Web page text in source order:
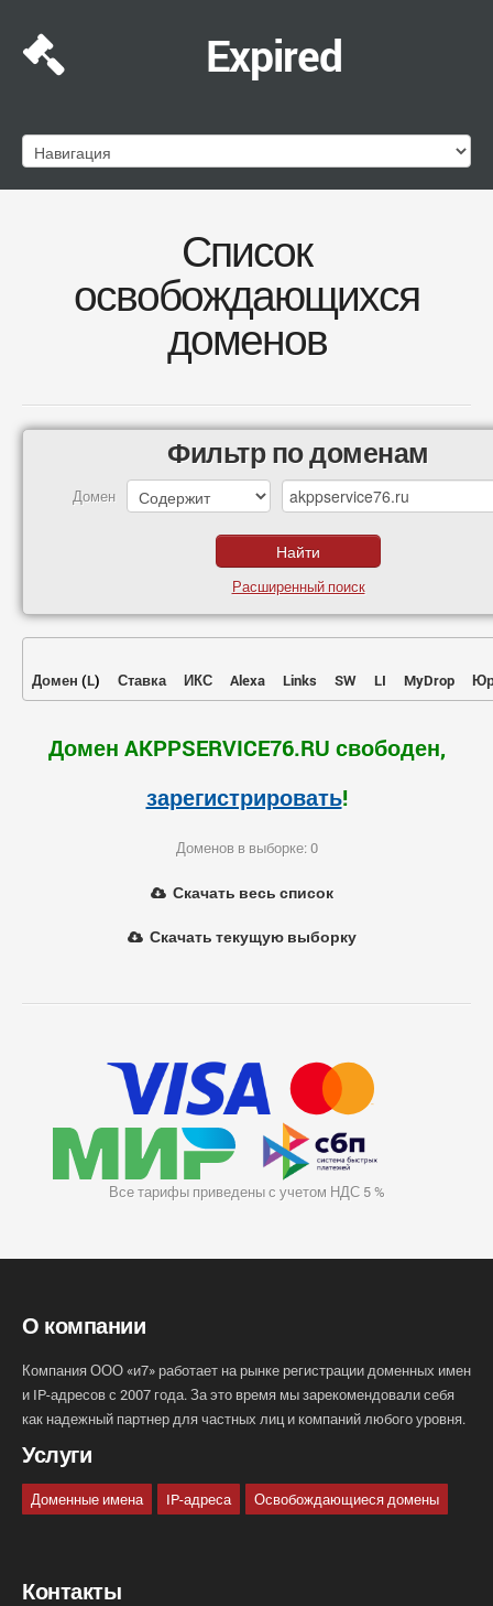
Expired
Список
освобождающихся
доменов
Фильтр по доменам
Домен
Расширенный поиск
Домен (L) Ставка ИКС Alexa Links SW LI MyDrop
Домен AKPPSERVICE76.RU свободен,
зарегистрировать!
Доменов в выборке: 0
Скачать весь список
Скачать текущую выборку
Все тарифы приведены с учетом НДС 5 %
О компании
Компания ООО «и7» работает на рынке регистрации доменных имен
и IP-адресов с 2007 года. За это время мы зарекомендовали себя
как надежный партнер для частных лиц и компаний любого уровня.
Услуги
Доменные имена IP-адреса Освобождающиеся домены
Контакты